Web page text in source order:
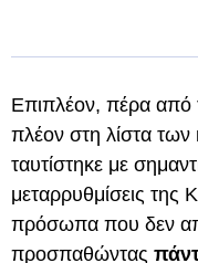
Επιπλέον, πέρα από
πλέον στη λίστα
ταυτίστηκε με
μεταρρυθμίσεις της
πρόσωπα που δεν
προσπαθώντας